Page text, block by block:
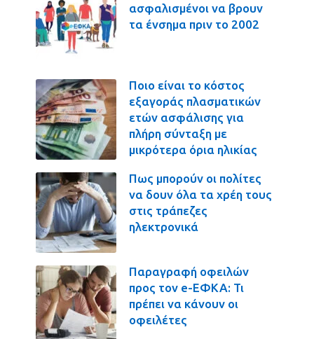
ασφαλισμένοι να βρουν
τα ένσημα πριν το 2002
Ποιο είναι το κόστος
εξαγοράς πλασματικών
ετών ασφάλισης για
πλήρη σύνταξη με
μικρότερα όρια ηλικίας
Πως μπορούν οι πολίτες
να δουν όλα τα χρέη τους
στις τράπεζες
ηλεκτρονικά
Παραγραφή οφειλών
προς τον e-ΕΦΚΑ: Τι
πρέπει να κάνουν οι
οφειλέτες